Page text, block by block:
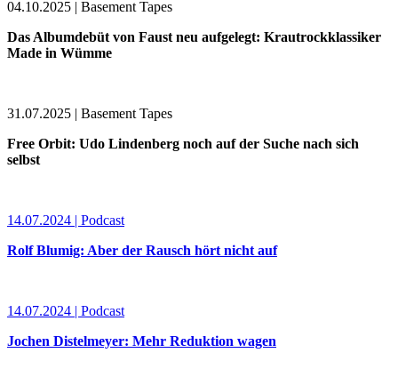
04.10.2025 | Basement Tapes
Das Albumdebüt von Faust neu aufgelegt: Krautrockklassiker
Made in Wümme
31.07.2025 | Basement Tapes
Free Orbit: Udo Lindenberg noch auf der Suche nach sich
selbst
14.07.2024 | Podcast
Rolf Blumig: Aber der Rausch hört nicht auf
14.07.2024 | Podcast
Jochen Distelmeyer: Mehr Reduktion wagen